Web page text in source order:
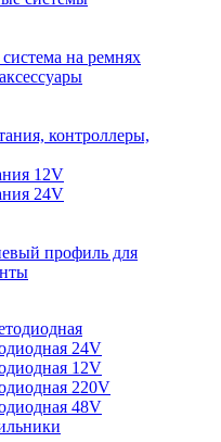
система на ремнях
контроллеры,
12V
24V
профиль для
24V
12V
220V
48V